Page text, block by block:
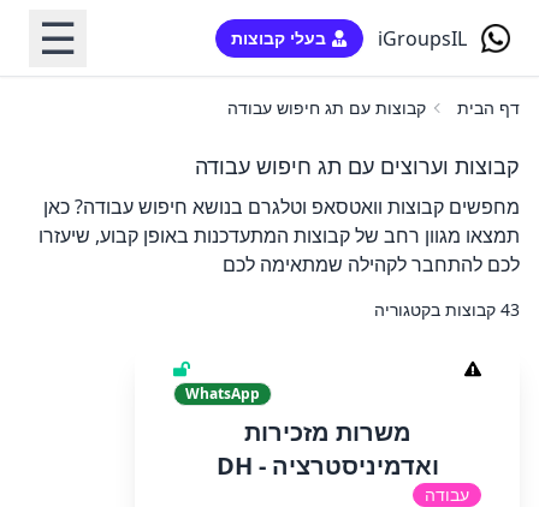
iGroupsIL בעלי קבוצות ☰
דף הבית קבוצות עם תג חיפוש עבודה
קבוצות וערוצים עם תג חיפוש עבודה
מחפשים קבוצות וואטסאפ וטלגרם בנושא חיפוש עבודה? כאן
תמצאו מגוון רחב של קבוצות המתעדכנות באופן קבוע, שיעזרו
לכם להתחבר לקהילה שמתאימה לכם
43 קבוצות בקטגוריה
WhatsApp
משרות מזכירות
ואדמיניסטרציה - DH
עבודה